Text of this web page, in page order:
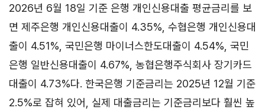
2026년 6월 18일 기준 은행 개인신용대출 평균금리를 보
면 제주은행 개인신용대출이 4.35%, 수협은행 개인신용대
출이 4.51%, 국민은행 마이너스한도대출이 4.54%, 국민
은행 일반신용대출이 4.67%, 농협은행주식회사 장기카드
대출이 4.73%다. 한국은행 기준금리는 2025년 12월 기준
2.5%로 잡혀 있어, 실제 대출금리는 기준금리보다 훨씬 높